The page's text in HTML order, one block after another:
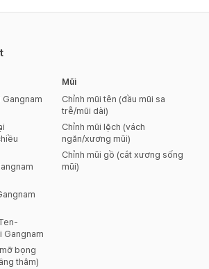
Gangnam
bọng
thâm)
Mũi
Chỉnh mũi tên (đầu mũi sa
trễ/mũi dài)
Chỉnh mũi lệch (vách
ngăn/xương mũi)
Chỉnh mũi gồ (cắt xương sống
mũi)